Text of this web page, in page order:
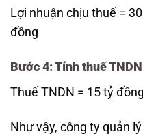
Lợi nhuận chịu thuế =
đồng
Bước 4: Tính thuế TNDN
Thuế TNDN = 15 tỷ
Như vậy, công ty quản